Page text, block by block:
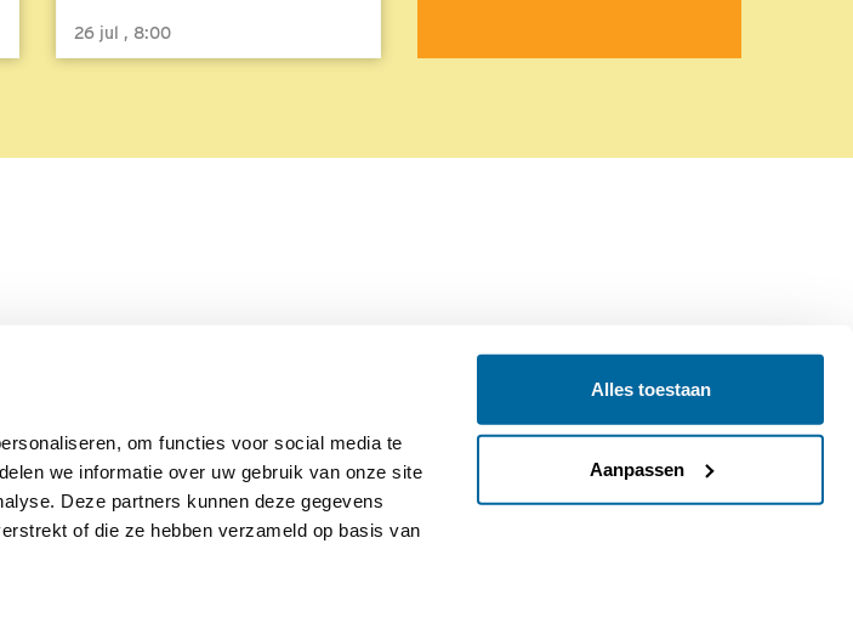
om functies voor social media te
we informatie over uw gebruik van onze site
Deze partners kunnen deze gegevens
of die ze hebben verzameld op basis van
Alles toestaan
Aanpassen
26 jul , 8:00
Colofon